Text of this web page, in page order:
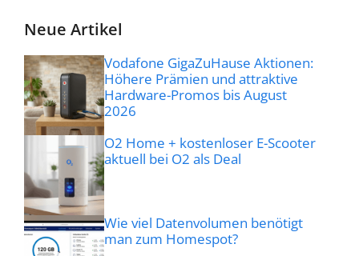
Neue Artikel
Vodafone GigaZuHause Aktionen:
Höhere Prämien und attraktive
Hardware-Promos bis August
2026
O2 Home + kostenloser E-Scooter
aktuell bei O2 als Deal
Wie viel Datenvolumen benötigt
man zum Homespot?